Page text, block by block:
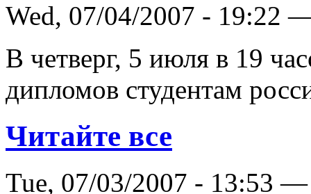
Wed, 07/04/2007 - 19:22
В четверг, 5 июля в 19
дипломов студентам
Читайте все
Tue, 07/03/2007 - 13:53 —